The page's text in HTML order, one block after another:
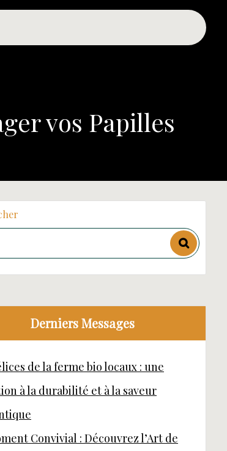
vos Papilles
Derniers Messages
de la ferme bio locaux : une
à la durabilité et à la saveur
Convivial : Découvrez l’Art de